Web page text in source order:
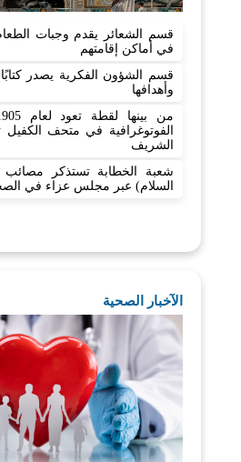
قسم الشعائر يقدم وجبات
في أماكن إقامتهم
قسم الشؤون الفكرية يصدر كتابًا
وأهدافها
الفوتوغرافية في متحف الكفيل
الشريف
شعبة الخطابة تستذكر مصائب
السلام) عبر مجلس عزاء في
الآخبار الصحية